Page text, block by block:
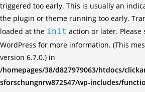
triggered too early. This is usually an
the plugin or theme running too early.
loaded at the init action or later. Please
WordPress for more information. (This
version 6.7.0.) in
/homepages/38/d827979063/htdocs/
sforschungnrw872547/wp-includes/